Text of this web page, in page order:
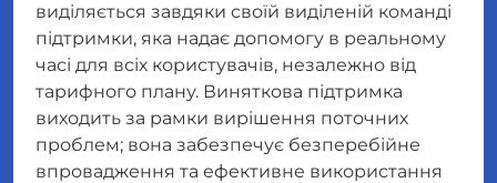
виділяється завдяки своїй виділеній команді
підтримки, яка надає допомогу в реальному
часі для всіх користувачів, незалежно від
тарифного плану. Виняткова підтримка
виходить за рамки вирішення поточних
проблем; вона забезпечує безперебійне
впровадження та ефективне використання